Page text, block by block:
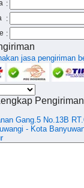
:
:
:
jasa pengiriman
Pengiriman
Gang.5 No.13B
- Kota